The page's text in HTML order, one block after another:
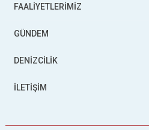
FAALİYETLERİMİZ
GÜNDEM
DENİZCİLİK
İLETİŞİM